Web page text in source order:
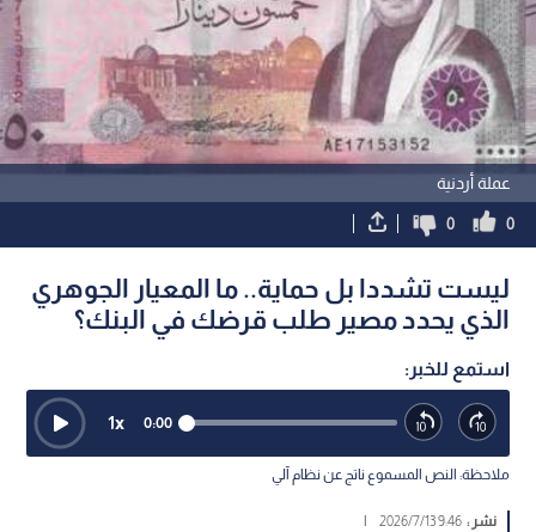
عملة أردنية
0
0
ليست تشددا بل حماية.. ما المعيار الجوهري
الذي يحدد مصير طلب قرضك في البنك؟
استمع للخبر:
0:00
1x
ملاحظة: النص المسموع ناتج عن نظام آلي
نشر :9:46 2026/7/13